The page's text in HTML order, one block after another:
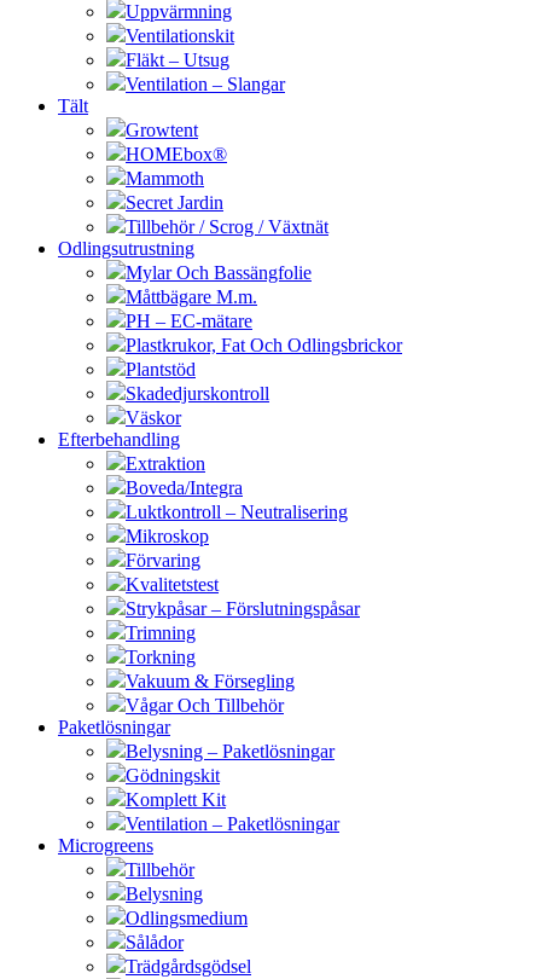
Uppvärmning
Ventilationskit
Fläkt – Utsug
Ventilation – Slangar
Tält
Growtent
HOMEbox®
Mammoth
Secret Jardin
Tillbehör / Scrog / Växtnät
Odlingsutrustning
Mylar Och Bassängfolie
Måttbägare M.m.
PH – EC-mätare
Plastkrukor, Fat Och Odlingsbrickor
Plantstöd
Skadedjurskontroll
Väskor
Efterbehandling
Extraktion
Boveda/Integra
Luktkontroll – Neutralisering
Mikroskop
Förvaring
Kvalitetstest
Strykpåsar – Förslutningspåsar
Trimning
Torkning
Vakuum & Försegling
Vågar Och Tillbehör
Paketlösningar
Belysning – Paketlösningar
Gödningskit
Komplett Kit
Ventilation – Paketlösningar
Microgreens
Tillbehör
Belysning
Odlingsmedium
Sålådor
Trädgårdsgödsel